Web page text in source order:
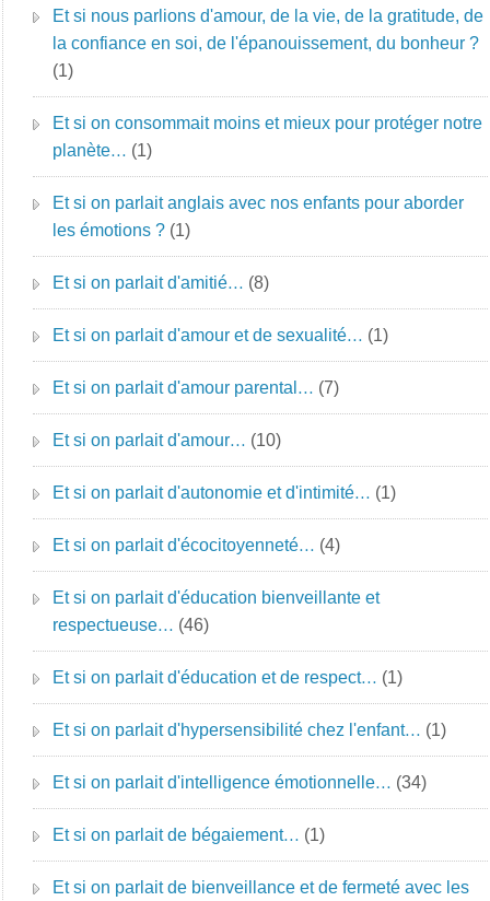
Et si nous parlions d'amour, de la vie, de la gratitude, de
la confiance en soi, de l'épanouissement, du bonheur ?
(1)
Et si on consommait moins et mieux pour protéger notre
planète… (1)
Et si on parlait anglais avec nos enfants pour aborder
les émotions ? (1)
Et si on parlait d'amitié… (8)
Et si on parlait d'amour et de sexualité… (1)
Et si on parlait d'amour parental… (7)
Et si on parlait d'amour… (10)
Et si on parlait d'autonomie et d'intimité… (1)
Et si on parlait d'écocitoyenneté… (4)
Et si on parlait d'éducation bienveillante et
respectueuse… (46)
Et si on parlait d'éducation et de respect… (1)
Et si on parlait d'hypersensibilité chez l'enfant… (1)
Et si on parlait d'intelligence émotionnelle… (34)
Et si on parlait de bégaiement… (1)
Et si on parlait de bienveillance et de fermeté avec les